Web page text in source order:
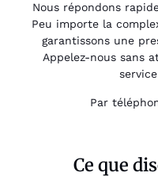
Nous répondons
Peu importe la
garantissons une
Appelez-nous sans
Par
Ce que